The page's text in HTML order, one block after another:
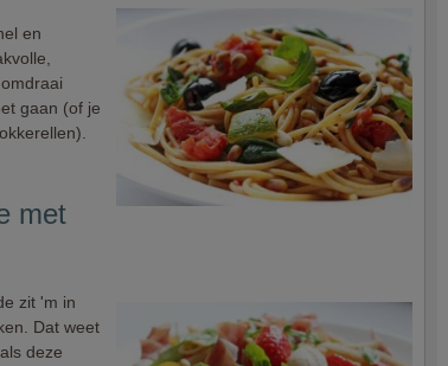
en
gaan (of je
met
zit 'm in
Dat weet
deze